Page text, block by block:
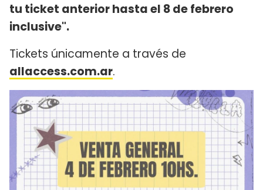
tu ticket anterior hasta el 8 de febrero
inclusive".
Tickets únicamente a través de
allaccess.com.ar.